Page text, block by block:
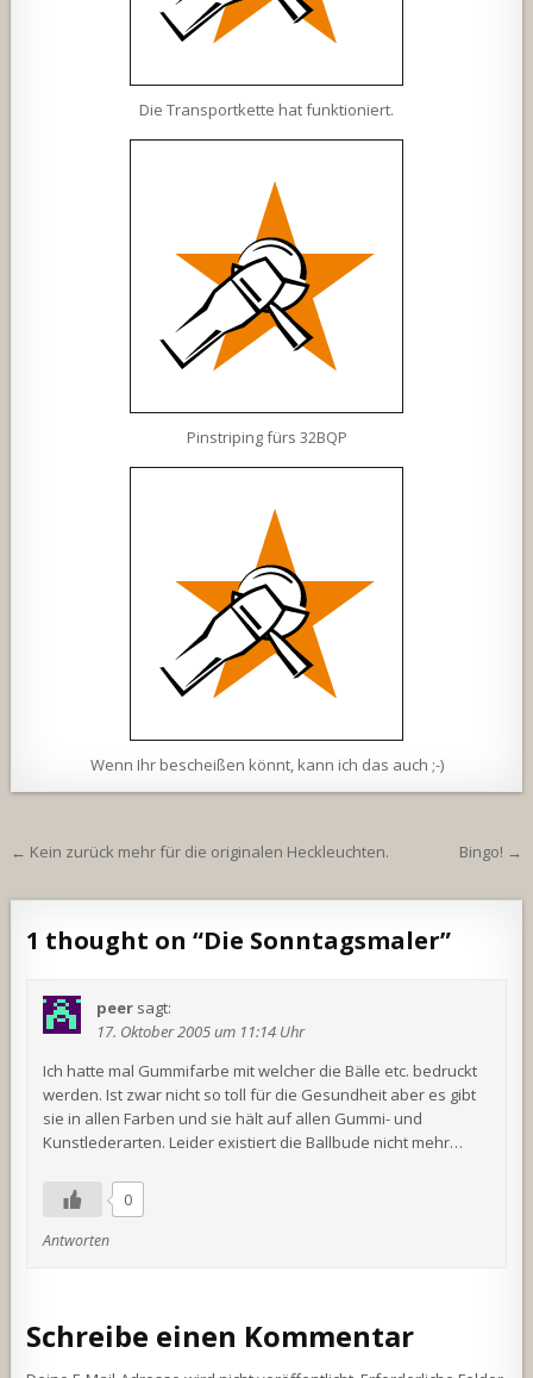
Die Transportkette hat funktioniert.
Pinstriping fürs 32BQP
Wenn Ihr bescheißen könnt, kann ich das auch ;-)
Beitragsnavigation
← Kein zurück mehr für die originalen Heckleuchten. Bingo! →
1 thought on “Die Sonntagsmaler”
peer sagt:
17. Oktober 2005 um 11:14 Uhr
Ich hatte mal Gummifarbe mit welcher die Bälle etc. bedruckt
werden. Ist zwar nicht so toll für die Gesundheit aber es gibt
sie in allen Farben und sie hält auf allen Gummi- und
Kunstlederarten. Leider existiert die Ballbude nicht mehr…
0
Antworten
Schreibe einen Kommentar